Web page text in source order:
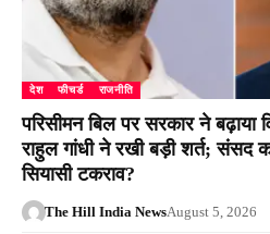
देश फीचर्ड राजनीति
परिसीमन बिल पर सरकार ने बढ़ाया
राहुल गांधी ने रखी बड़ी शर्त; संसद
सियासी टकराव?
The Hill India NewsAugust 5, 2026